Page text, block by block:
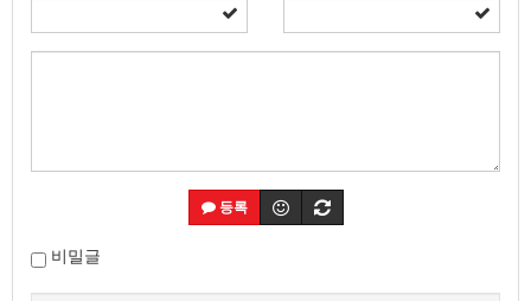
등록
비밀글